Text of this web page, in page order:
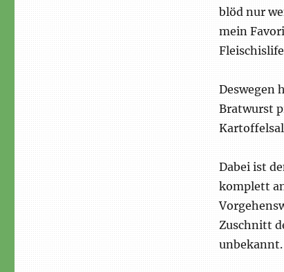
blöd nur
mein
Deswegen
Bratwurst
Dabei ist
komplett
Zuschnitt
unbekannt.